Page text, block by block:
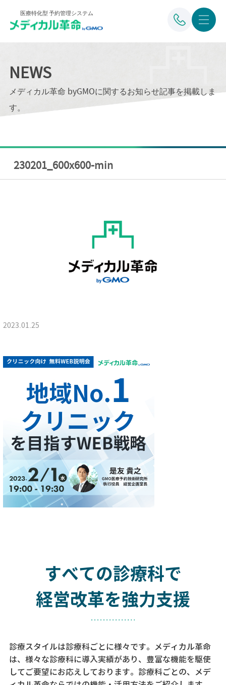
医療特化型 予約管理システム
NEWS
メディカル革命 byGMOに関するお知らせ記事を掲載しま
す。
230201_600x600-min
2023.01.25
すべての診療科で
経営改革を強力支援
診療スタイルは診療科ごとに様々です。メディカル革命
は、様々な診療科に導入実績があり、 豊富な機能を駆使
してご要望にお応えしております。 診療科ごとの、メデ